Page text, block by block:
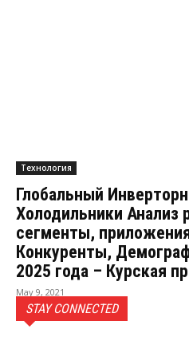
Технология
Глобальный
Холодильники Анализ
сегменты,
Конкуренты,
2025 года – Курская
May 9, 2021
STAY CONNECTED